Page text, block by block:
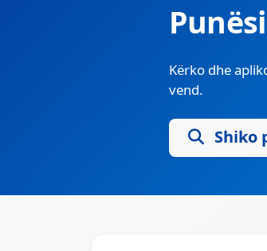
Kërko dhe
vend.
Shiko